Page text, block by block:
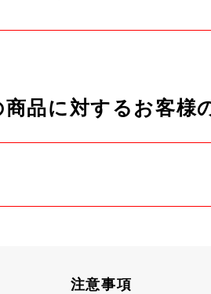
商品に対するお客様
注意事項